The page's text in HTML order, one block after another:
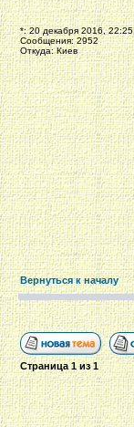
*: 20 декабря 2016, 22:25
Сообщения: 2952
Откуда: Киев
Вернуться к началу
Страница1из1